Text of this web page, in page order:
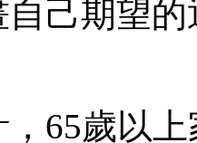
自己期望
65歲以